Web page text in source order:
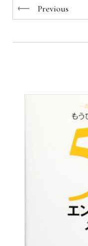
いて組織の心を１つに
Previous